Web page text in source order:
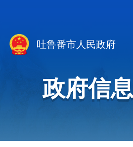
吐鲁番市人民政府
政府信